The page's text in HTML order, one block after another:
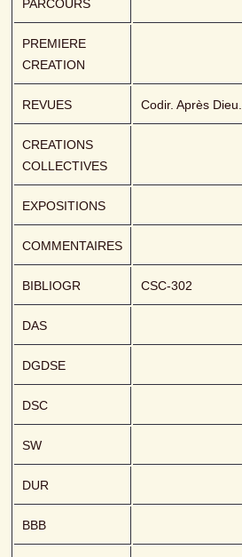
PARCOURS
PREMIERE
CREATION
REVUES Codir. Après Dieu.
CREATIONS
COLLECTIVES
EXPOSITIONS
COMMENTAIRES
BIBLIOGR CSC-302
DAS
DGDSE
DSC
SW
DUR
BBB